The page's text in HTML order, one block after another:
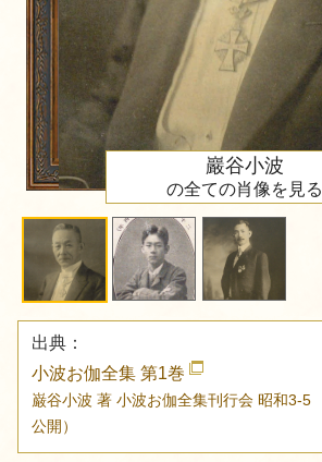
巖谷小波
の全ての肖像を見る
出典：
小波お伽全集 第1巻
巌谷小波 著 小波お伽全集刊行会 昭和3-5
公開）